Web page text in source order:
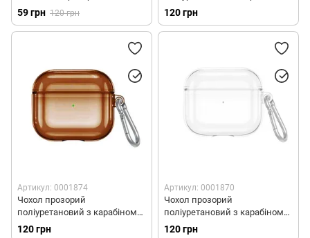
Поліуретанові чохли для AirPods Pro 2
Чохли з MagSafe для AirPods Pro 2
Чохли для AirPods Max
Чохли-накладки для AirPods Max
Чохли з MagSafe для AirPods 4
Шкіряні чохли для AirPods 4
Полікарбонатні чохли для AirPods 4
59 грн 120 грн
для AirPods 3 - Чорний
120 грн
Артикул: 0001874
Чохол прозорий
поліуретановий з карабіном
для AirPods 3 - Коричневий
120 грн
Артикул: 0001870
Чохол прозорий
поліуретановий з карабіном
для AirPods 3 - Білий
120 грн